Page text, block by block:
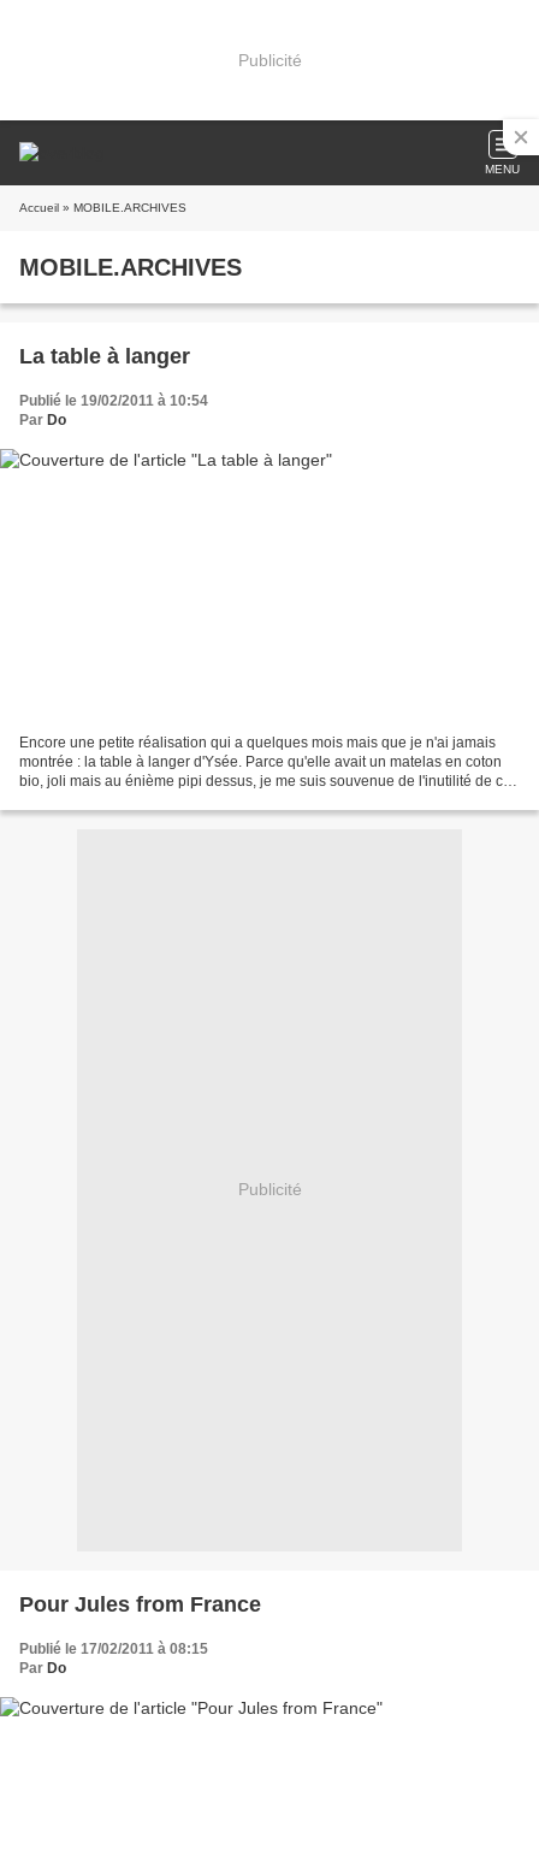
Publicité
MENU
Accueil » MOBILE.ARCHIVES
MOBILE.ARCHIVES
La table à langer
Publié le 19/02/2011 à 10:54
Par Do
Encore une petite réalisation qui a quelques mois mais que je n'ai jamais
montrée : la table à langer d'Ysée. Parce qu'elle avait un matelas en coton
bio, joli mais au énième pipi dessus, je me suis souvenue de l'inutilité de ces
Publicité
Pour Jules from France
Publié le 17/02/2011 à 08:15
Par Do